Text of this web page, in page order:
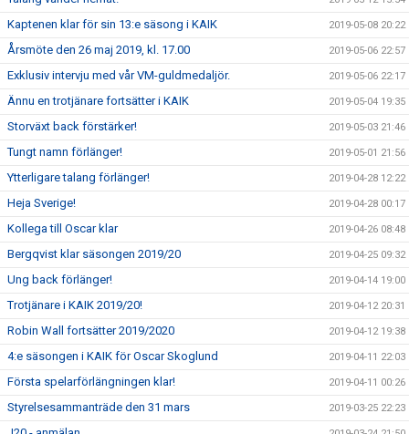
Kaptenen klar för sin 13:e säsong i KAIK 2019-05-08 20:22
Årsmöte den 26 maj 2019, kl. 17.00 2019-05-06 22:57
Exklusiv intervju med vår VM-guldmedaljör. 2019-05-06 22:17
Ännu en trotjänare fortsätter i KAIK 2019-05-04 19:35
Storväxt back förstärker! 2019-05-03 21:46
Tungt namn förlänger! 2019-05-01 21:56
Ytterligare talang förlänger! 2019-04-28 12:22
Heja Sverige! 2019-04-28 00:17
Kollega till Oscar klar 2019-04-26 08:48
Bergqvist klar säsongen 2019/20 2019-04-25 09:32
Ung back förlänger! 2019-04-14 19:00
Trotjänare i KAIK 2019/20! 2019-04-12 20:31
Robin Wall fortsätter 2019/2020 2019-04-12 19:38
4:e säsongen i KAIK för Oscar Skoglund 2019-04-11 22:03
Första spelarförlängningen klar! 2019-04-11 00:26
Styrelsesammanträde den 31 mars 2019-03-25 22:23